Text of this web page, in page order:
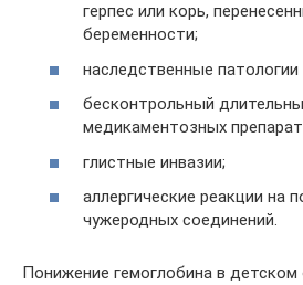
герпес или корь,
беременности;
наследственные патологии
бесконтрольный
медикаментозных
глистные инвазии;
аллергические реакции на
чужеродных соединений.
Понижение гемоглобина в детском